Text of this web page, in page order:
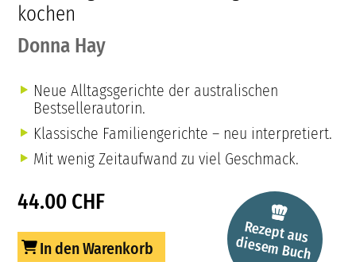
kochen
Donna Hay
Neue Alltagsgerichte der australischen
Bestsellerautorin.
Klassische Familiengerichte – neu interpretiert.
Mit wenig Zeitaufwand zu viel Geschmack.
Rezept aus
diesem
Buch
44.00 CHF
In den Warenkorb